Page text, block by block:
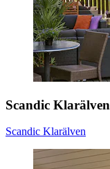
Scandic Klarälven
Scandic Klarälven